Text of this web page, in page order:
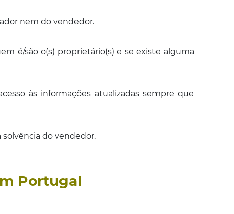
nem do vendedor.
é/são o(s) proprietário(s) e se existe alguma
às informações atualizadas sempre que
do vendedor.
Portugal